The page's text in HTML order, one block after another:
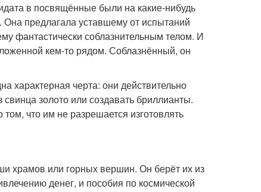
в посвящённые были на какие-нибудь
предлагала уставшему от испытаний
фантастически соблазнительным телом. И
кем-то рядом. Соблазнённый, он
характерная черта: они действительно
золото или создавать бриллианты.
что им не разрешается изготовлять
храмов или горных вершин. Он берёт их из
денег, и пособия по космической